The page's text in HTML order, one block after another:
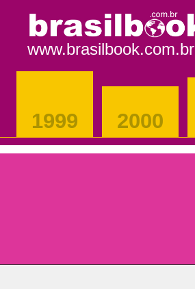
www.brasilbook.com.br
1999 2000